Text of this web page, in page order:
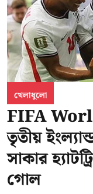
খেলাধুলো
FIFA
তৃতীয়
সাকার
গোল